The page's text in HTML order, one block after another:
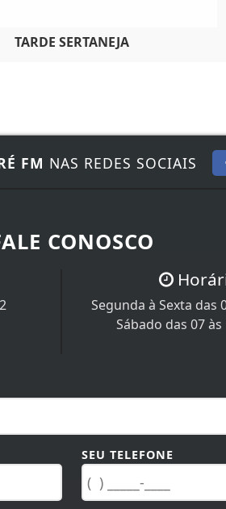
TARDE SERTANEJA
FM NAS REDES SOCIAIS
CONOSCO
Segunda à Sexta das
Sábado das 07
SEU TELEFONE